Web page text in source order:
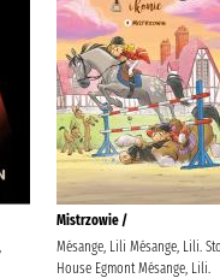
Mistrzowie /
Mésange, Lili Mésange, Lili.
House Egmont Mésange, Lili.